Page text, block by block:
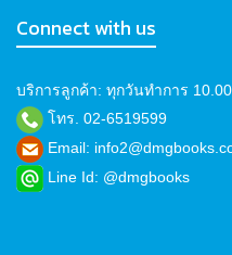
Connect with us
บริการลูกค้า: ทุกวันทำการ
โทร. 02-6519599
Email:
Line Id: @dmgbooks